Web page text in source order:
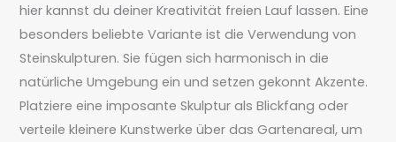
hier kannst du deiner Kreativität freien Lauf lassen. Eine
besonders beliebte Variante ist die Verwendung von
Steinskulpturen. Sie fügen sich harmonisch in die
natürliche Umgebung ein und setzen gekonnt Akzente.
Platziere eine imposante Skulptur als Blickfang oder
verteile kleinere Kunstwerke über das Gartenareal, um